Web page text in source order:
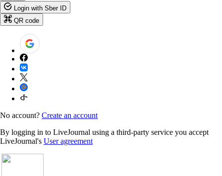
Login with Sber ID
QR code
No account? Create an account
By logging in to LiveJournal using a third-party service you accept
LiveJournal's User agreement